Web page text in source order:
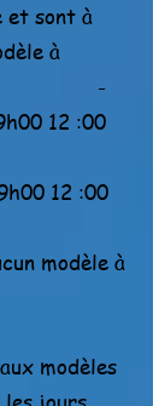
et sont à
à
: -
12 :00
12 :00
modèle à
modèles